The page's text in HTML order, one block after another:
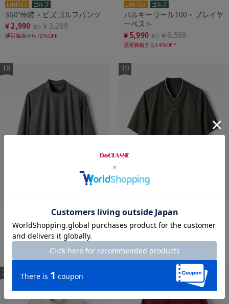
LIMITED ゴルフ
360°伸縮・ビズゴルフパンツ
¥2,990 税込 ￥3,289
通常価格から70%OFF
LIMITED ゴルフ
バルキーウール100・プレイヤ
ーベスト
¥5,990 税込 ￥6,589
通常価格から14%OFF
速乾・スーパーエアドライイ
ンナー ハイネック長袖
2,990 税込￥3,289
通常価格から25%OFF
LIMITED
DCG・Addアクティブ・エア
ホールバイクネック
¥3,990 ￥4,389
通常価格から60%OFF